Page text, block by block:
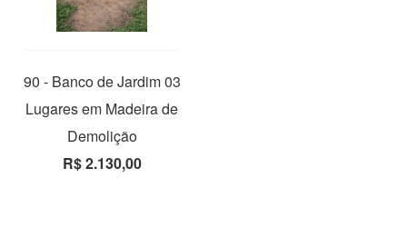
90 - Banco de Jardim 03
Lugares em Madeira de
Demolição
R$ 2.130,00